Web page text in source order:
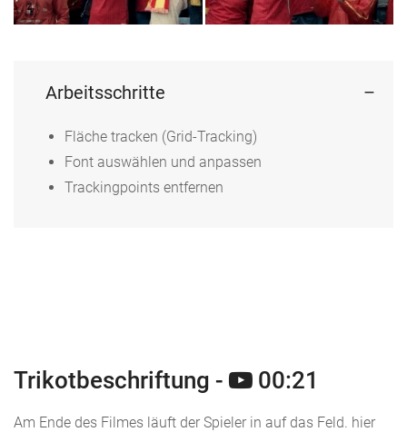
Arbeitsschritte
Fläche tracken (Grid-Tracking)
Font auswählen und anpassen
Trackingpoints entfernen
Trikotbeschriftung - 00:21
Am Ende des Filmes läuft der Spieler in auf das Feld. hier